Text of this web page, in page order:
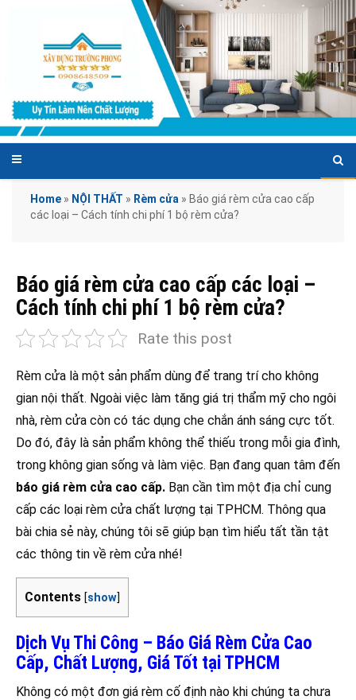
Home » NỘI THẤT » Rèm cửa » Báo giá rèm cửa cao cấp
các loại – Cách tính chi phí 1 bộ rèm cửa?
Báo giá rèm cửa cao cấp các loại –
Cách tính chi phí 1 bộ rèm cửa?
Rate this post
Rèm cửa là một sản phẩm dùng để trang trí cho không
gian nội thất. Ngoài việc làm tăng giá trị thẩm mỹ cho ngôi
nhà, rèm cửa còn có tác dụng che chắn ánh sáng cực tốt.
Do đó, đây là sản phẩm không thể thiếu trong mỗi gia đình,
trong không gian sống và làm việc. Bạn đang quan tâm đến
báo giá rèm cửa cao cấp. Bạn cần tìm một địa chỉ cung
cấp các loại rèm cửa chất lượng tại TPHCM. Thông qua
bài chia sẻ này, chúng tôi sẽ giúp bạn tìm hiểu tất tần tật
các thông tin về rèm cửa nhé!
Contents [show]
Dịch Vụ Thi Công – Báo Giá Rèm Cửa Cao
Cấp, Chất Lượng, Giá Tốt tại TPHCM
Không có một đơn giá rèm cố định nào khi chúng ta chưa